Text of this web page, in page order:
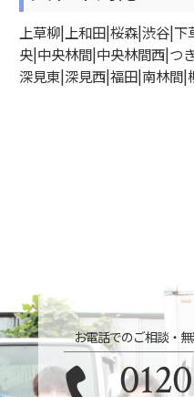
上草柳|上和田|桜森|渋谷|
央|中央林間|中央林間西|つ
深見東|深見西|福田|南林間
お電話でのご相談・